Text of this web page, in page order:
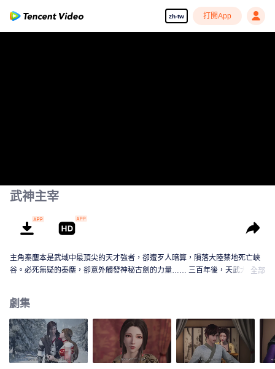
zh-tw 打開App
武神主宰
主角秦塵本是武域中最頂尖的天才強者，卻遭歹人暗算，隕落大陸禁地死亡峽
谷。必死無疑的秦塵，卻意外觸發神秘古劍的力量…… 三百年後，天武大陸偏
寫往日的強者神話，也為了守護自己所愛的一切，秦塵毅然決然扛起維護天下
五國的大任，再度踏上武道之路。
全部
劇集